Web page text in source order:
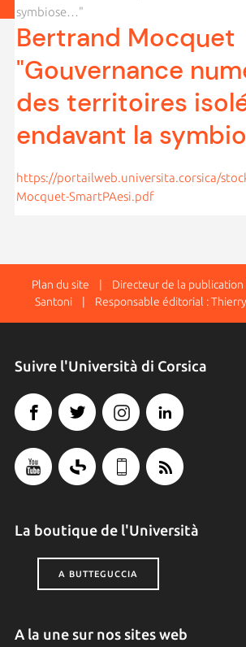
symbiose…"
Bertrand Mocquet
"Gouvernance
des territoires
endavant la
https://portailweb.universita.corsica/
Mocquet-SmartPAesi.pdf
Plan du site | Directeur de la publication
Santoni | Responsable éditorial :
Suivre l'Università di Corsica
La boutique de l'Università
A BUTTEGUCCIA
A la une sur nos sites web